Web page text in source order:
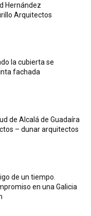
Hernández
Arquitectos
la cubierta se
fachada
de Alcalá de Guadaíra
– dunar arquitectos
de un tiempo.
en una Galicia